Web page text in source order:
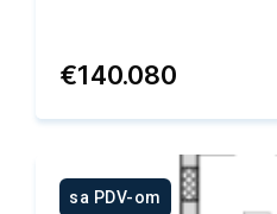
€140.080
sa PDV-om